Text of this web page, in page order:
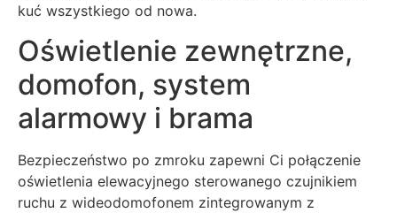
kuć wszystkiego od nowa.
Oświetlenie zewnętrzne,
domofon, system
alarmowy i brama
Bezpieczeństwo po zmroku zapewni Ci połączenie
oświetlenia elewacyjnego sterowanego czujnikiem
ruchu z wideodomofonem zintegrowanym z